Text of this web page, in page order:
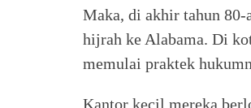
Maka, di akhir tahun 80-
hijrah ke Alabama. Di
memulai praktek
Kantor kecil mereka